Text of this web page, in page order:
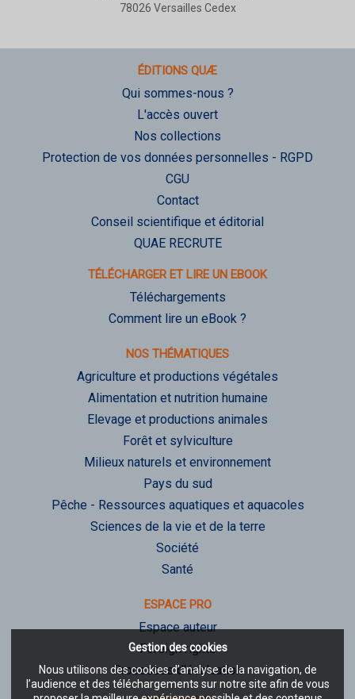
Gestion des cookies
Nous utilisons des cookies d’analyse de la navigation, de
l’audience et des téléchargements sur notre site afin de vous
78026 Versailles Cedex
ÉDITIONS QUÆ
Qui sommes-nous ?
L'accès ouvert
Nos collections
Protection de vos données personnelles - RGPD
CGU
Contact
Conseil scientifique et éditorial
QUAE RECRUTE
TÉLÉCHARGER ET LIRE UN EBOOK
Téléchargements
Comment lire un eBook ?
NOS THÉMATIQUES
Agriculture et productions végétales
Alimentation et nutrition humaine
Elevage et productions animales
Forêt et sylviculture
Milieux naturels et environnement
Pays du sud
Pêche - Ressources aquatiques et aquacoles
Sciences de la vie et de la terre
Société
Santé
ESPACE PRO
Espace auteur
Foreign rights
Processus d'évaluation